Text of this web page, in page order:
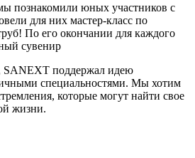
познакомили юных участников с
для них мастер-класс по
По его окончании для каждого
сувенир
SANEXT поддержал идею
специальностями. Мы хотим
которые могут найти свое
жизни.